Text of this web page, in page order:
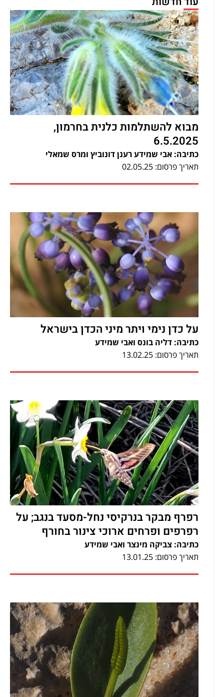
מבוא להשתלמות כלנית בחרמון,
6.5.2025
כתיבה: אבי שמידע רענן דונוביץ ומרס שמאלי
תאריך פרסום: 02.05.25
על כדן נימי ויתר מיני הכדן בישראל
כתיבה: דליה בונס ואבי שמידע
תאריך פרסום: 13.02.25
רפרף מבקר בנרקיסי נחל-מסעד בנגב; על
רפרפים ופרחים ארוכי צינור בחורף
כתיבה: צביקה מינצר ואבי שמידע
תאריך פרסום: 13.01.25